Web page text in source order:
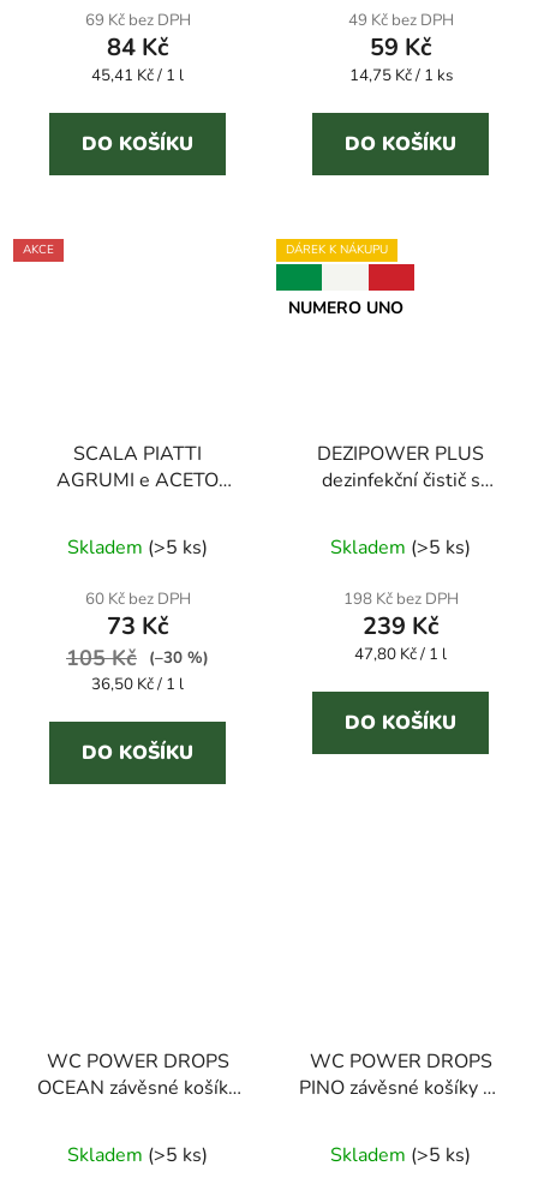
69 Kč bez DPH
84 Kč
Měrná
45,41 Kč / 1 l
DO KOŠÍKU
produktu
je
5,0
z
5
hvězdiček.
49 Kč bez DPH
59 Kč
Měrná
14,75 Kč / 1 ks
DO KOŠÍKU
AKCE
SCALA PIATTI
AGRUMI e ACETO
nádobí
hodnocení
produktu
je
5,0
z
5
hvězdiček.
Skladem (>5 ks)
60 Kč bez DPH
73 Kč
105 Kč
(–30 %)
Měrná
36,50 Kč / 1 l
DO KOŠÍKU
DÁREK K NÁKUPU
NUMERO UNO
DEZIPOWER PLUS
dezinfekční čistič s
hodnocení
produktu
je
3,8
z
5
hvězdiček.
Skladem (>5 ks)
198 Kč bez DPH
239 Kč
Měrná
47,80 Kč / 1 l
DO KOŠÍKU
WC POWER DROPS
OCEAN závěsné košíky
dlouhotrvající vůní.
Skladem (>5 ks)
WC POWER DROPS
PINO závěsné košíky na
dlouhotrvající vůní.
Skladem (>5 ks)